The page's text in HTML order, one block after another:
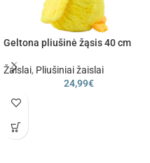
Geltona pliušinė žąsis 40 cm
Žaislai, Pliušiniai žaislai
24,99€